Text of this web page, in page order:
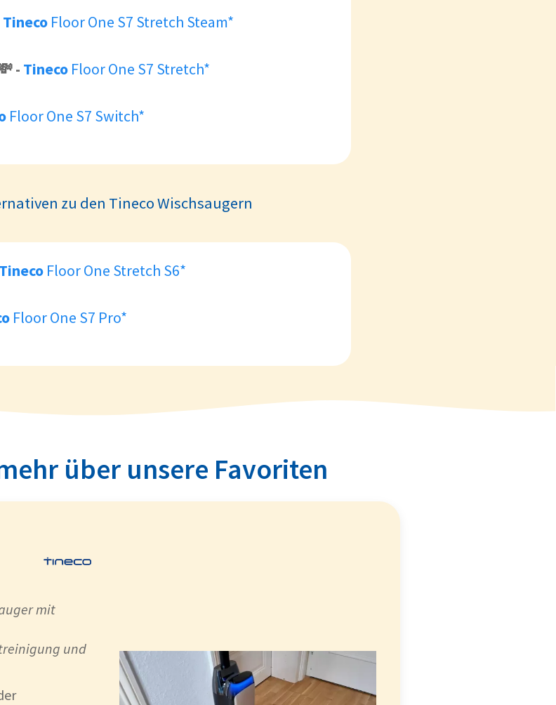
Tineco Floor One S7 Stretch Steam*
- Tineco Floor One S7 Stretch*
Floor One S7 Switch*
zu den Tineco Wischsaugern
Tineco Floor One Stretch S6*
Floor One S7 Pro*
über unsere Favoriten
mit
und